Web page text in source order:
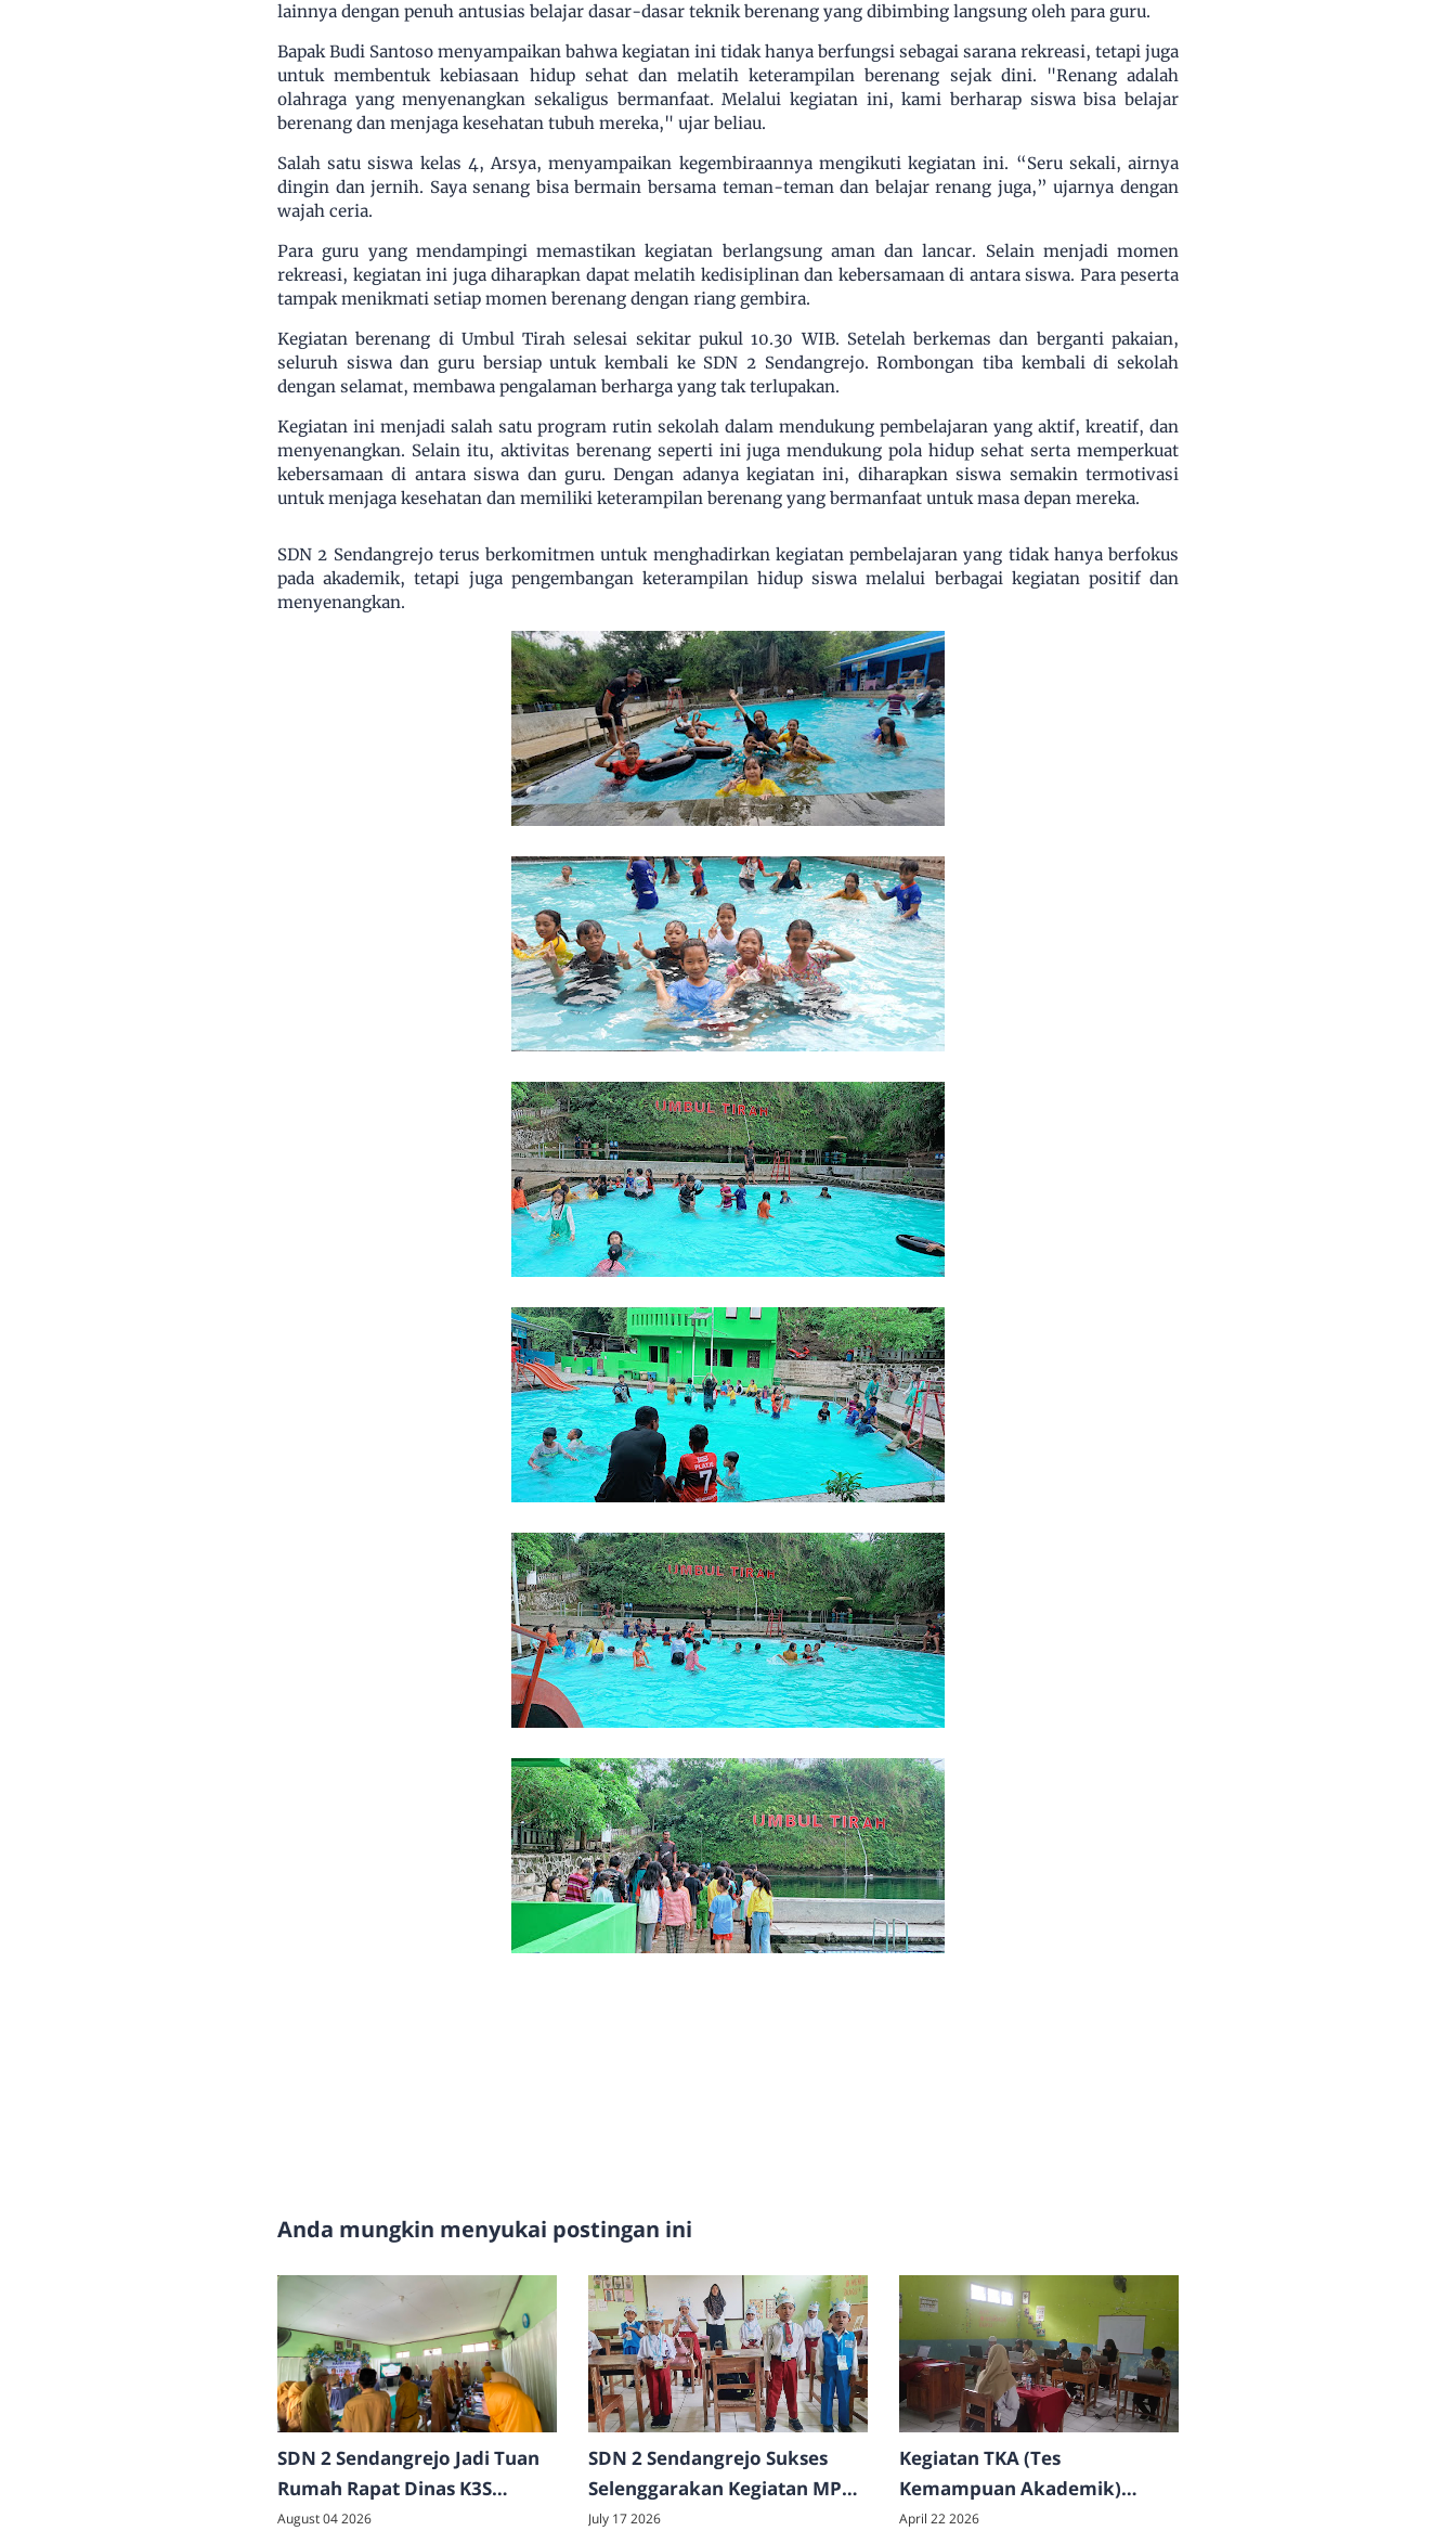
lainnya dengan penuh antusias belajar dasar-dasar teknik berenang yang dibimbing langsung oleh para guru.
Bapak Budi Santoso menyampaikan bahwa kegiatan ini tidak hanya berfungsi sebagai sarana rekreasi, tetapi juga
untuk membentuk kebiasaan hidup sehat dan melatih keterampilan berenang sejak dini. "Renang adalah
olahraga yang menyenangkan sekaligus bermanfaat. Melalui kegiatan ini, kami berharap siswa bisa belajar
berenang dan menjaga kesehatan tubuh mereka," ujar beliau.
Salah satu siswa kelas 4, Arsya, menyampaikan kegembiraannya mengikuti kegiatan ini. “Seru sekali, airnya
dingin dan jernih. Saya senang bisa bermain bersama teman-teman dan belajar renang juga,” ujarnya dengan
wajah ceria.
Para guru yang mendampingi memastikan kegiatan berlangsung aman dan lancar. Selain menjadi momen
rekreasi, kegiatan ini juga diharapkan dapat melatih kedisiplinan dan kebersamaan di antara siswa. Para peserta
tampak menikmati setiap momen berenang dengan riang gembira.
Kegiatan berenang di Umbul Tirah selesai sekitar pukul 10.30 WIB. Setelah berkemas dan berganti pakaian,
seluruh siswa dan guru bersiap untuk kembali ke SDN 2 Sendangrejo. Rombongan tiba kembali di sekolah
dengan selamat, membawa pengalaman berharga yang tak terlupakan.
Kegiatan ini menjadi salah satu program rutin sekolah dalam mendukung pembelajaran yang aktif, kreatif, dan
menyenangkan. Selain itu, aktivitas berenang seperti ini juga mendukung pola hidup sehat serta memperkuat
kebersamaan di antara siswa dan guru. Dengan adanya kegiatan ini, diharapkan siswa semakin termotivasi
untuk menjaga kesehatan dan memiliki keterampilan berenang yang bermanfaat untuk masa depan mereka.
SDN 2 Sendangrejo terus berkomitmen untuk menghadirkan kegiatan pembelajaran yang tidak hanya berfokus
pada akademik, tetapi juga pengembangan keterampilan hidup siswa melalui berbagai kegiatan positif dan
menyenangkan.
Anda mungkin menyukai postingan ini
SDN 2 Sendangrejo Jadi Tuan
Rumah Rapat Dinas K3S
Kecamatan Klego, Tampilkan
August 04 2026
SDN 2 Sendangrejo Sukses
Selenggarakan Kegiatan MPLS
Ramah Tahun Ajaran
July 17 2026
Kegiatan TKA (Tes
Kemampuan Akademik)
Tahun 2026
April 22 2026